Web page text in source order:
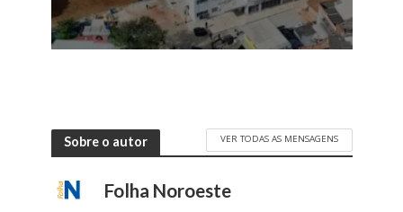
Sobre o autor VER TODAS AS MENSAGENS
Folha Noroeste